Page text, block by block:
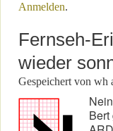
Anmelden.
Fernseh-
wieder
Gespeichert von wh